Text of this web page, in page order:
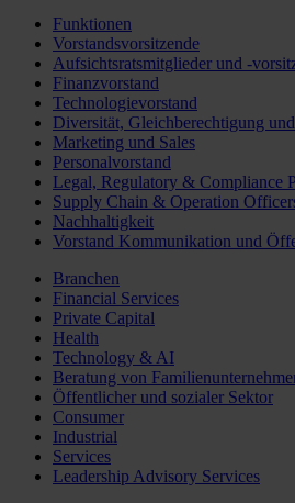
Funktionen
Vorstandsvorsitzende
Aufsichtsratsmitglieder und -
Finanzvorstand
Technologievorstand
Diversität, Gleichberechtigung
Marketing und Sales
Personalvorstand
Legal, Regulatory & Compliance
Supply Chain & Operation
Nachhaltigkeit
Vorstand Kommunikation und
Branchen
Financial Services
Private Capital
Health
Technology & AI
Beratung von
Öffentlicher und sozialer Sektor
Consumer
Industrial
Services
Leadership Advisory Services